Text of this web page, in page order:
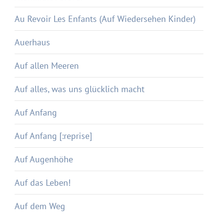
Au Revoir Les Enfants (Auf Wiedersehen Kinder)
Auerhaus
Auf allen Meeren
Auf alles, was uns glücklich macht
Auf Anfang
Auf Anfang [:reprise]
Auf Augenhöhe
Auf das Leben!
Auf dem Weg